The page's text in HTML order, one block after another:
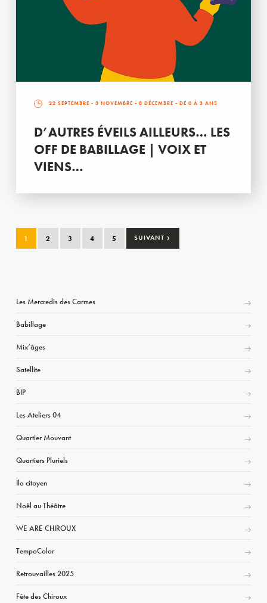
22 SEPTEMBRE - 3 NOVEMBRE - 8 DÉCEMBRE - DE 0 À 3 ANS
D’AUTRES ÉVEILS AILLEURS… LES
OFF DE BABILLAGE | VOIX ET
VIENS…
1 2 3 4 5 SUIVANT ›
Les Mercredis des Carmes
Babillage
Mix’âges
Satellite
BIP
Les Ateliers 04
Quartier Mouvant
Quartiers Pluriels
Ilo citoyen
Noël au Théâtre
WE ARE CHIROUX
TempoColor
Retrouvailles 2025
Fête des Chiroux